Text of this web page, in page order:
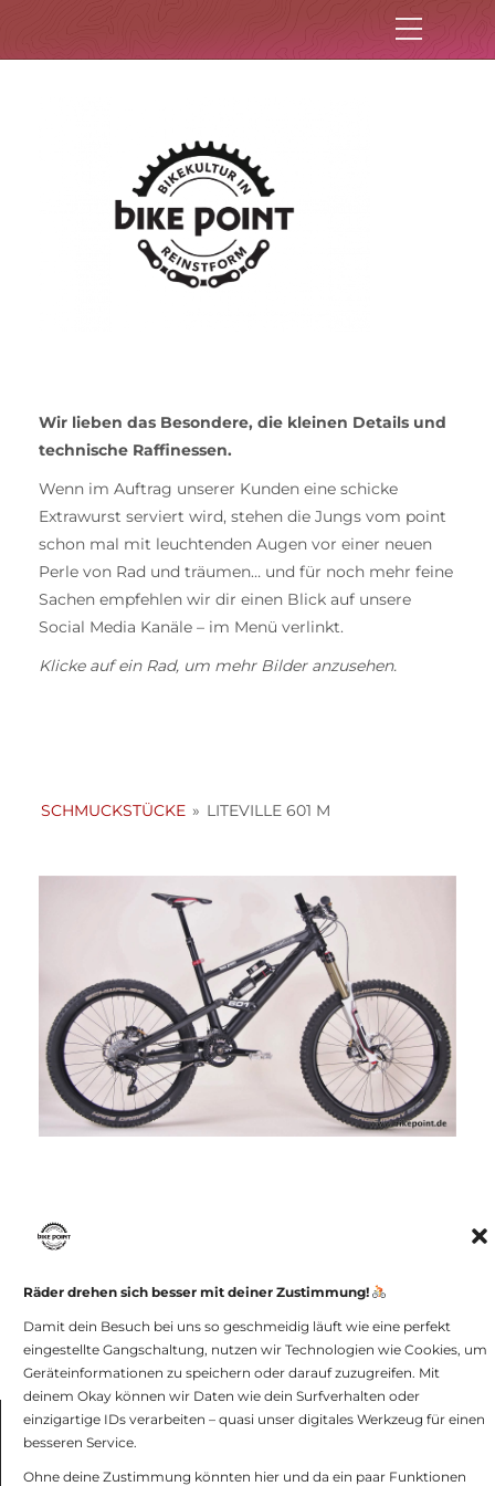
Räder drehen sich besser mit deiner Zustimmung!
Damit dein Besuch bei uns so geschmeidig läuft wie eine perfekt
eingestellte Gangschaltung, nutzen wir Technologien wie Cookies, um
Geräteinformationen zu speichern oder darauf zuzugreifen. Mit
deinem Okay können wir Daten wie dein Surfverhalten oder
einzigartige IDs verarbeiten – quasi unser digitales Werkzeug für einen
besseren Service.
Ohne deine Zustimmung könnten hier und da ein paar Funktionen
Wir lieben das Besondere, die kleinen Details und
technische Raffinessen.
Wenn im Auftrag unserer Kunden eine schicke
Extrawurst serviert wird, stehen die Jungs vom point
schon mal mit leuchtenden Augen vor einer neuen
Perle von Rad und träumen… und für noch mehr feine
Sachen empfehlen wir dir einen Blick auf unsere
Social Media Kanäle – im Menü verlinkt.
Klicke auf ein Rad, um mehr Bilder anzusehen.
SCHMUCKSTÜCKE » LITEVILLE 601 M
[ZEIGE VORSCHAUBILDER]
bike point GmbH -
Datenschutz